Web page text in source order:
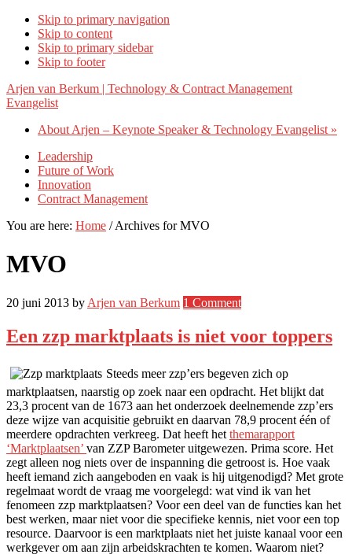
Skip to primary navigation
Skip to content
Skip to primary sidebar
Skip to footer
Arjen van Berkum | Technology & Contract Management
Evangelist
About Arjen – Keynote Speaker & Technology Evangelist »
Leadership
Future of Work
Innovation
Contract Management
You are here: Home /Archives for MVO
MVO
20 juni 2013 by Arjen van Berkum 1 Comment
Een zzp marktplaats is niet voor toppers
Steeds meer zzp’ers begeven zich op
marktplaatsen, naarstig op zoek naar een opdracht. Het blijkt dat
23,3 procent van de 1673 aan het onderzoek deelnemende zzp’ers
deze wijze van acquisitie gebruikt en daarvan 78,9 procent één of
meerdere opdrachten verkreeg. Dat heeft het themarapport
‘Marktplaatsen’ van ZZP Barometer uitgewezen. Prima score. Het
zegt alleen nog niets over de inspanning die getroost is. Hoe vaak
heeft iemand zich aangeboden en vaak is hij uitgenodigd? Met grote
regelmaat wordt de vraag me voorgelegd: wat vind ik van het
fenomeen zzp marktplaatsen? Voor een deel van de functies kan het
best werken, maar niet voor die specifieke kennis, niet voor een top
resource. Daarvoor is een marktplaats niet het juiste kanaal voor een
werkgever om aan zijn arbeidskrachten te komen. Waarom niet?